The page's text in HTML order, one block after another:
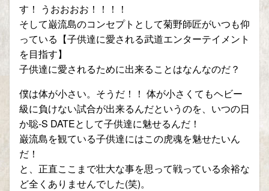
す！ うおおおお！！！！
そして巌流島のコンセプトとして菊野師匠がいつも仰
っている【子供達に愛される武道エンターテイメント
を目指す】
子供達に愛されるために出来ることはなんなのだ？
僕は体が小さい。そうだ！！ 体が小さくてもヘビー
級に負けない試合が出来るんだというのを、いつの日
か聡-S DATEとして子供達に魅せるんだ！
巌流島を観ている子供達にはこの虎魂を魅せたいん
だ！
と、正直ここまで壮大な事を思って戦っている余裕な
ど全くありませんでした(笑)。